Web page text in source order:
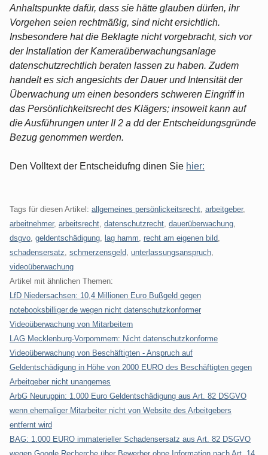
Anhaltspunkte dafür, dass sie hätte glauben dürfen, ihr
Vorgehen seien rechtmäßig, sind nicht ersichtlich.
Insbesondere hat die Beklagte nicht vorgebracht, sich vor
der Installation der Kameraüberwachungsanlage
datenschutzrechtlich beraten lassen zu haben. Zudem
handelt es sich angesichts der Dauer und Intensität der
Überwachung um einen besonders schweren Eingriff in
das Persönlichkeitsrecht des Klägers; insoweit kann auf
die Ausführungen unter II 2 a dd der Entscheidungsgründe
Bezug genommen werden.
Den Volltext der Entscheidufng dinen Sie hier:
Tags für diesen Artikel: allgemeines persönlickeitsrecht arbeitgeber,
arbeitnehmer, arbeitsrecht datenschutzrecht dauerüberwachung
dsgvo geldentschädigung lag hamm recht am eigenen bild
schadensersatz schmerzensgeld unterlassungsanspruch
videoüberwachung
Artikel mit ähnlichen Themen:
LfD Niedersachsen: 10,4 Millionen Euro Bußgeld gegen
notebooksbilliger.de wegen nicht datenschutzkonformer
Videoüberwachung von Mitarbeitern
LAG Mecklenburg-Vorpommern: Nicht datenschutzkonforme
Videoüberwachung von Beschäftigten - Anspruch auf
Geldentschädigung in Höhe von 2000 EURO des Beschäftigten gegen
Arbeitgeber nicht unangemes
ArbG Neuruppin: 1.000 Euro Geldentschädigung aus Art. 82 DSGVO
wenn ehemaliger Mitarbeiter nicht von Website des Arbeitgebers
entfernt wird
BAG: 1.000 EURO immaterieller Schadensersatz aus Art. 82 DSGVO